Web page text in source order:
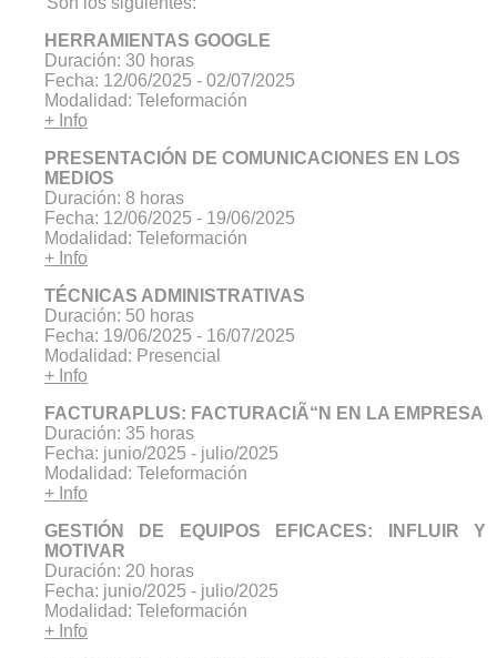
HERRAMIENTAS GOOGLE
Duración: 30 horas
Fecha: 12/06/2025 - 02/07/2025
Modalidad: Teleformación
+ Info
PRESENTACIÓN DE COMUNICACIONES EN LOS
MEDIOS
Duración: 8 horas
Fecha: 12/06/2025 - 19/06/2025
Modalidad: Teleformación
+ Info
TÉCNICAS ADMINISTRATIVAS
Duración: 50 horas
Fecha: 19/06/2025 - 16/07/2025
Modalidad: Presencial
+ Info
FACTURAPLUS: FACTURACIÃ“N EN LA EMPRESA
Duración: 35 horas
Fecha: junio/2025 - julio/2025
Modalidad: Teleformación
+ Info
GESTIÓN DE EQUIPOS EFICACES: INFLUIR Y
MOTIVAR
Duración: 20 horas
Fecha: junio/2025 - julio/2025
Modalidad: Teleformación
+ Info